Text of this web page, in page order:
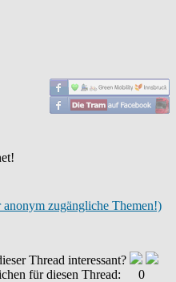
anonym zugängliche Themen!)
Thread interessant?
für diesen Thread:
0